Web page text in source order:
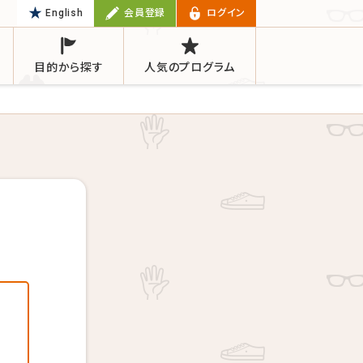
English 会員登録 ログイン
目的から探す 人気のプログラム